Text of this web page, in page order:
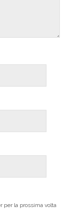
per la prossima volta